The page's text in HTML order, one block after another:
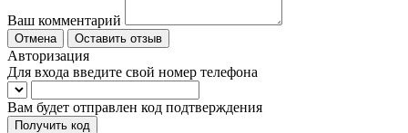
Ваш комментарий
Отмена Оставить отзыв
Авторизация
Для входа введите свой номер телефона
Вам будет отправлен код подтверждения
Получить код